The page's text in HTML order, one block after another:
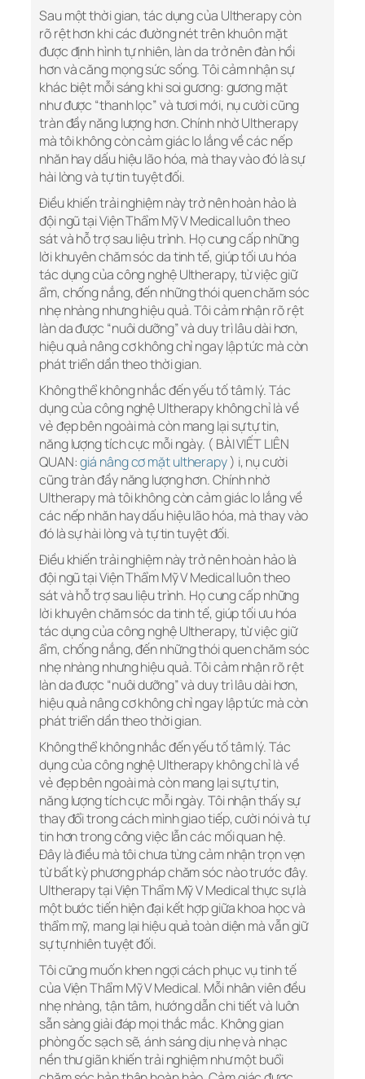
Sau một thời gian, tác dụng của Ultherapy còn
rõ rệt hơn khi các đường nét trên khuôn mặt
được định hình tự nhiên, làn da trở nên đàn hồi
hơn và căng mọng sức sống. Tôi cảm nhận sự
khác biệt mỗi sáng khi soi gương: gương mặt
như được “thanh lọc” và tươi mới, nụ cười cũng
tràn đầy năng lượng hơn. Chính nhờ Ultherapy
mà tôi không còn cảm giác lo lắng về các nếp
nhăn hay dấu hiệu lão hóa, mà thay vào đó là sự
hài lòng và tự tin tuyệt đối.
Điều khiến trải nghiệm này trở nên hoàn hảo là
đội ngũ tại Viện Thẩm Mỹ V Medical luôn theo
sát và hỗ trợ sau liệu trình. Họ cung cấp những
lời khuyên chăm sóc da tinh tế, giúp tối ưu hóa
tác dụng của công nghệ Ultherapy, từ việc giữ
ẩm, chống nắng, đến những thói quen chăm sóc
nhẹ nhàng nhưng hiệu quả. Tôi cảm nhận rõ rệt
làn da được “nuôi dưỡng” và duy trì lâu dài hơn,
hiệu quả nâng cơ không chỉ ngay lập tức mà còn
phát triển dần theo thời gian.
Không thể không nhắc đến yếu tố tâm lý. Tác
dụng của công nghệ Ultherapy không chỉ là về
vẻ đẹp bên ngoài mà còn mang lại sự tự tin,
năng lượng tích cực mỗi ngày. ( BÀI VIẾT LIÊN
QUAN:giá nâng cơ mặt ultherapy) i, nụ cười
cũng tràn đầy năng lượng hơn. Chính nhờ
Ultherapy mà tôi không còn cảm giác lo lắng về
các nếp nhăn hay dấu hiệu lão hóa, mà thay vào
đó là sự hài lòng và tự tin tuyệt đối.
Điều khiến trải nghiệm này trở nên hoàn hảo là
đội ngũ tại Viện Thẩm Mỹ V Medical luôn theo
sát và hỗ trợ sau liệu trình. Họ cung cấp những
lời khuyên chăm sóc da tinh tế, giúp tối ưu hóa
tác dụng của công nghệ Ultherapy, từ việc giữ
ẩm, chống nắng, đến những thói quen chăm sóc
nhẹ nhàng nhưng hiệu quả. Tôi cảm nhận rõ rệt
làn da được “nuôi dưỡng” và duy trì lâu dài hơn,
hiệu quả nâng cơ không chỉ ngay lập tức mà còn
phát triển dần theo thời gian.
Không thể không nhắc đến yếu tố tâm lý. Tác
dụng của công nghệ Ultherapy không chỉ là về
vẻ đẹp bên ngoài mà còn mang lại sự tự tin,
năng lượng tích cực mỗi ngày. Tôi nhận thấy sự
thay đổi trong cách mình giao tiếp, cười nói và tự
tin hơn trong công việc lẫn các mối quan hệ.
Đây là điều mà tôi chưa từng cảm nhận trọn vẹn
từ bất kỳ phương pháp chăm sóc nào trước đây.
Ultherapy tại Viện Thẩm Mỹ V Medical thực sự là
một bước tiến hiện đại kết hợp giữa khoa học và
thẩm mỹ, mang lại hiệu quả toàn diện mà vẫn giữ
sự tự nhiên tuyệt đối.
Tôi cũng muốn khen ngợi cách phục vụ tinh tế
của Viện Thẩm Mỹ V Medical. Mỗi nhân viên đều
nhẹ nhàng, tận tâm, hướng dẫn chi tiết và luôn
sẵn sàng giải đáp mọi thắc mắc. Không gian
phòng ốc sạch sẽ, ánh sáng dịu nhẹ và nhạc
nền thư giãn khiến trải nghiệm như một buổi